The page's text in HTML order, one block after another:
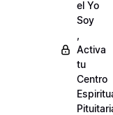
el Yo
Soy
Activa
tu
Centro